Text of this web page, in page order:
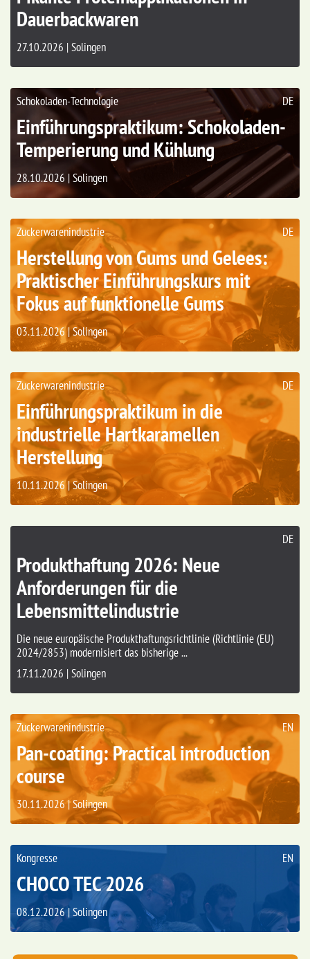
Dauerbackwaren
27.10.2026 | Solingen
Schokoladen-Technologie DE
Einführungspraktikum: Schokoladen-
Temperierung und Kühlung
28.10.2026 | Solingen
Zuckerwarenindustrie DE
Herstellung von Gums und Gelees:
Praktischer Einführungskurs mit
Fokus auf funktionelle Gums
03.11.2026 | Solingen
Zuckerwarenindustrie DE
Einführungspraktikum in die
industrielle Hartkaramellen
Herstellung
10.11.2026 | Solingen
DE
Produkthaftung 2026: Neue
Anforderungen für die
Lebensmittelindustrie
Die neue europäische Produkthaftungsrichtlinie (Richtlinie (EU)
2024/2853) modernisiert das bisherige ...
17.11.2026 | Solingen
Zuckerwarenindustrie EN
Pan-coating: Practical introduction
course
30.11.2026 | Solingen
Kongresse EN
CHOCO TEC 2026
08.12.2026 | Solingen